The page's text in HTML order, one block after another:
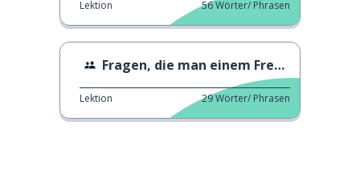
Lektion 56Wörter/ Phrasen
Fragen, die man einem Fremden stellen kann
Lektion 29Wörter/ Phrasen